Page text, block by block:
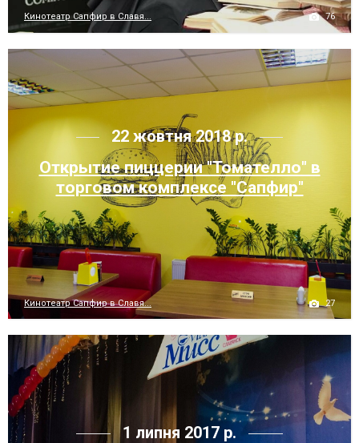
Кинотеатр Сапфир в Славя... 76
22 жовтня 2018 р.
Открытие пиццерии "Томателло" в
торговом комплексе "Сапфир"
Кинотеатр Сапфир в Славя... 27
1 липня 2017 р.